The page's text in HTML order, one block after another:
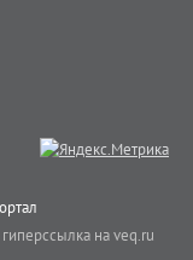
на veq.ru